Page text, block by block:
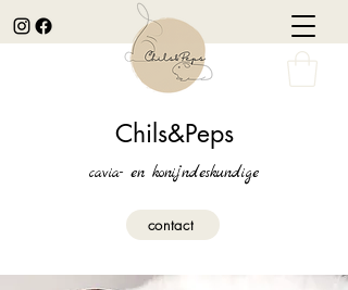
Chils&Peps
cavia- en konijndeskundige
contact